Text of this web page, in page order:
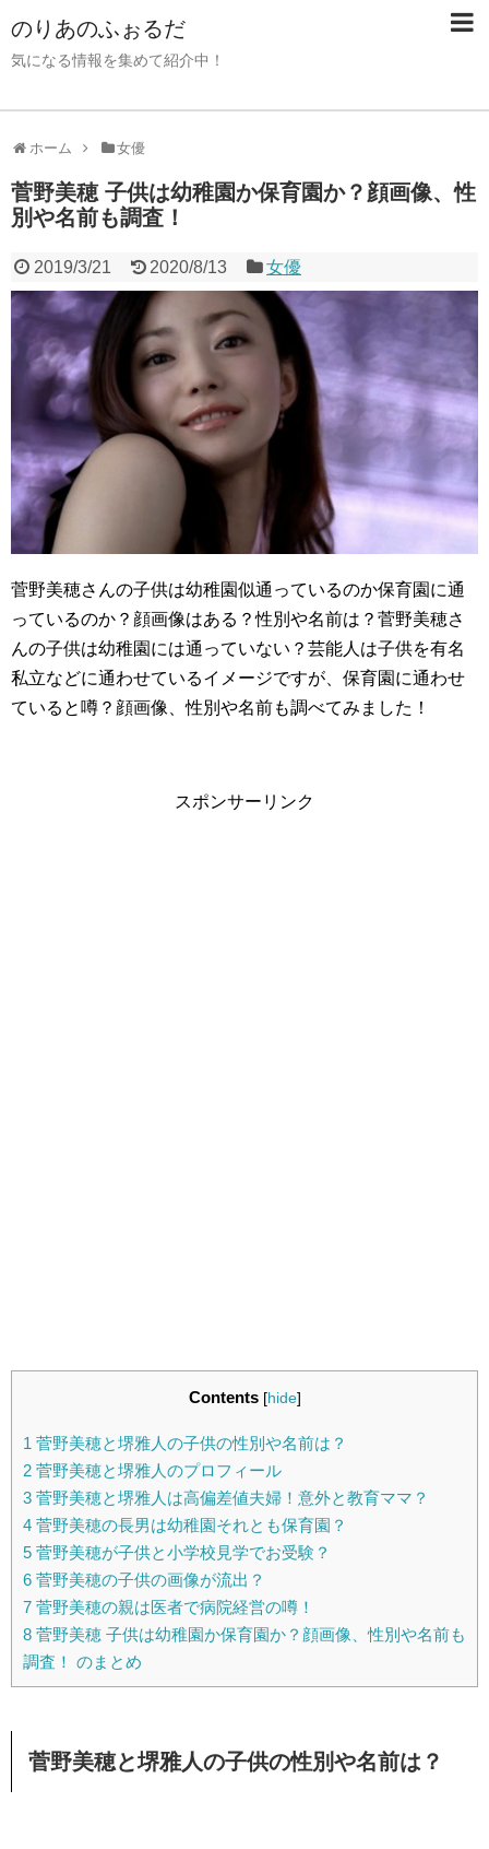
のりあのふぉるだ
気になる情報を集めて紹介中！
ホーム 女優
菅野美穂 子供は幼稚園か保育園か？顔画像、性
別や名前も調査！
2019/3/21 2020/8/13 女優
菅野美穂さんの子供は幼稚園似通っているのか保育園に通
っているのか？顔画像はある？性別や名前は？菅野美穂さ
んの子供は幼稚園には通っていない？芸能人は子供を有名
私立などに通わせているイメージですが、保育園に通わせ
ていると噂？顔画像、性別や名前も調べてみました！
スポンサーリンク
Contents [hide]
1 菅野美穂と堺雅人の子供の性別や名前は？
2 菅野美穂と堺雅人のプロフィール
3 菅野美穂と堺雅人は高偏差値夫婦！意外と教育ママ？
4 菅野美穂の長男は幼稚園それとも保育園？
5 菅野美穂が子供と小学校見学でお受験？
6 菅野美穂の子供の画像が流出？
7 菅野美穂の親は医者で病院経営の噂！
8 菅野美穂 子供は幼稚園か保育園か？顔画像、性別や名前も
調査！ のまとめ
菅野美穂と堺雅人の子供の性別や名前は？